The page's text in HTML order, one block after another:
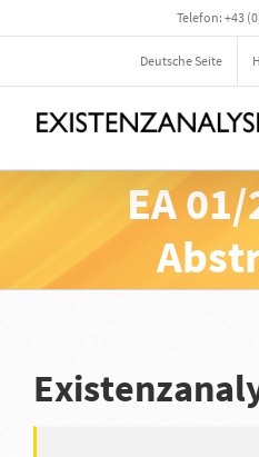
Inhalt
Telefon: +43
Deutsche Seite
EA